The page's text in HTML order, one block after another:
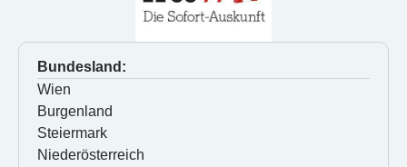
Bundesland:
Wien
Burgenland
Steiermark
Niederösterreich